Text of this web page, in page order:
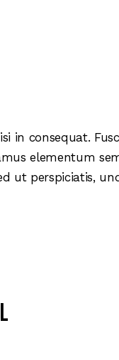
in consequat.
elementum
ut perspiciatis,